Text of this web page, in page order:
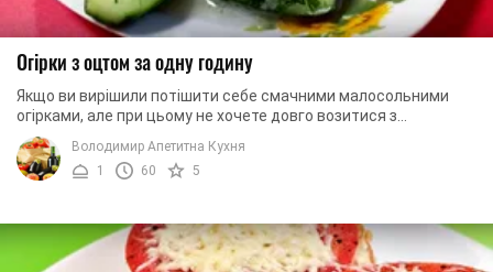
Огірки з оцтом за одну годину
Якщо ви вирішили потішити себе смачними малосольними
огірками, але при цьому не хочете довго возитися з
маринадом і тим більше не хочете чекати ...
Володимир Апетитна Кухня
1
60 5